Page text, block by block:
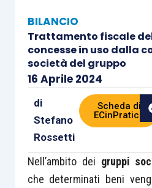
BILANCIO
Trattamento fiscale
concesse in uso dalla
società del gruppo
16 Aprile 2024
di
Stefano
Rossetti
Scheda di
ECinPratica
Nell’ambito dei gruppi
che determinati beni